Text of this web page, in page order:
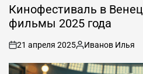
ВКинофестиваль в
фильмы 2025 года
вкл
.
21 апреля 2025
Опубликовано
автором
Иванов Илья